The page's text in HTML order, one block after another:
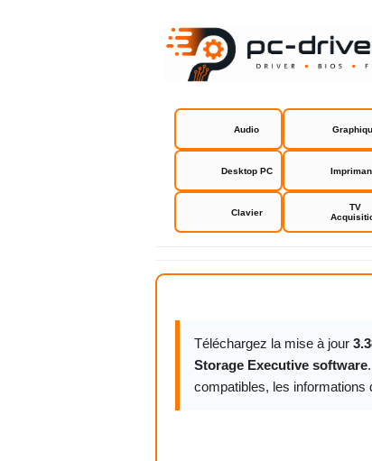
Audio
Desktop PC
Clavier
TV
Téléchargez la mise à jour
Storage Executive software
compatibles, les informations